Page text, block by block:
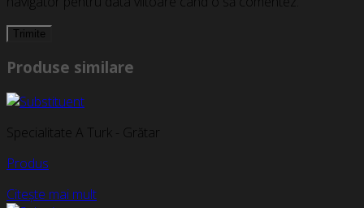
Produse similare
Specialitate A Turk - Grătar
Produs
Citește mai mult